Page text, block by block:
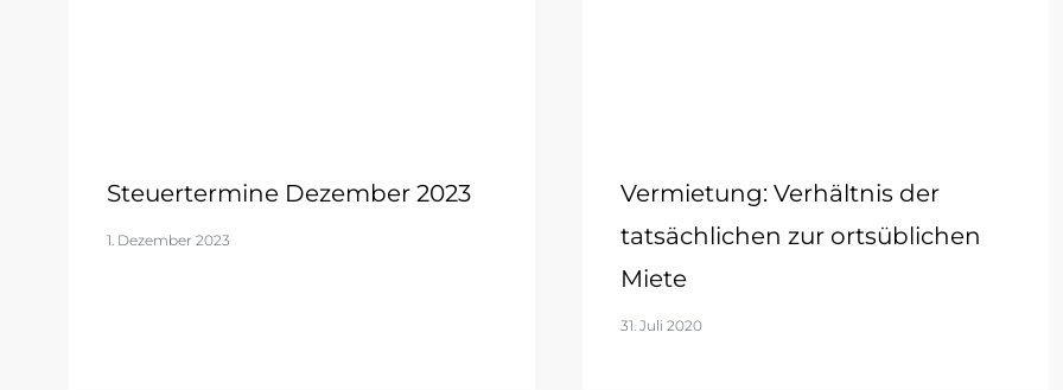
Steuertermine Dezember 2023
1. Dezember 2023
Vermietung: Verhältnis der
tatsächlichen zur ortsüblichen
Miete
31. Juli 2020